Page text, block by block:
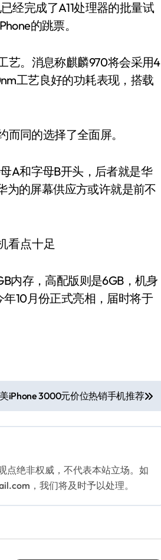
经完成了A11处理器的批量试
的跳票。
艺。消息称麒麟970将会采用4
工艺良好的功耗表现，搭载
同的选择了全面屏。
A和字母B开头，后者就是华
为的屏幕供应方或许就是前不
内存，高配版则是6GB，机身
10月份正式亮相，届时将于
iPhone 3000元价位热销手机推荐
点绝非权威，不代表本站立场。如
，我们将及时予以处理。